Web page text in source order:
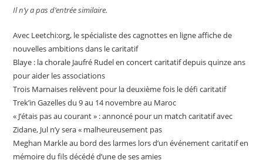
Il n’y a pas d’entrée similaire.
Avec Leetchi:org, le spécialiste des cagnottes en ligne affiche de
nouvelles ambitions dans le caritatif
Blaye : la chorale Jaufré Rudel en concert caritatif depuis quinze ans
pour aider les associations
Trois Marnaises relèvent pour la deuxième fois le défi caritatif
Trek’in Gazelles du 9 au 14 novembre au Maroc
« J’étais pas au courant » : annoncé pour un match caritatif avec
Zidane, Jul n’y sera « malheureusement pas
Meghan Markle au bord des larmes lors d’un événement caritatif en
mémoire du fils décédé d’une de ses amies